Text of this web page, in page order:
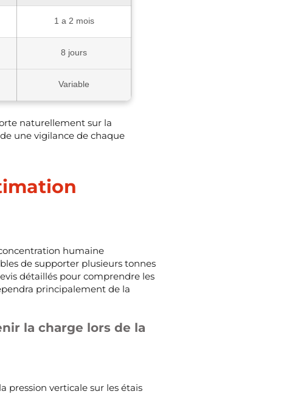
1 a 2 mois
8 jours
Variable
naturellement sur la
une vigilance de chaque
humaine
de supporter plusieurs tonnes
détaillés pour comprendre les
principalement de la
la charge lors de la
pression verticale sur les étais